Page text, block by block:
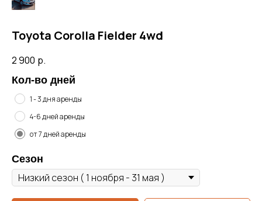
Toyota Corolla Fielder 4wd
2 900 р.
Кол-во дней
1 - 3 дня аренды
4-6 дней аренды
от 7 дней аренды
Сезон